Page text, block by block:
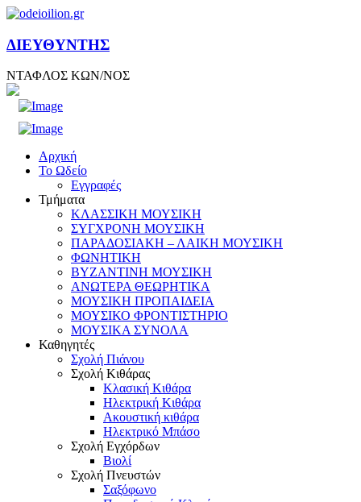
ΔΙΕΥΘΥΝΤΗΣ
ΝΤΑΦΛΟΣ ΚΩΝ/ΝΟΣ
Αρχική
Το Ωδείο
Εγγραφές
Τμήματα
ΚΛΑΣΣΙΚΗ ΜΟΥΣΙΚΗ
ΣΥΓΧΡΟΝΗ ΜΟΥΣΙΚΗ
ΠΑΡΑΔΟΣΙΑΚΗ – ΛΑΙΚΗ ΜΟΥΣΙΚΗ
ΦΩΝΗΤΙΚΗ
ΒΥΖΑΝΤΙΝΗ ΜΟΥΣΙΚΗ
ΑΝΩΤΕΡΑ ΘΕΩΡΗΤΙΚΑ
ΜΟΥΣΙΚΗ ΠΡΟΠΑΙΔΕΙΑ
ΜΟΥΣΙΚΟ ΦΡΟΝΤΙΣΤΗΡΙΟ
ΜΟΥΣΙΚΑ ΣΥΝΟΛΑ
Καθηγητές
Σχολή Πιάνου
Σχολή Κιθάρας
Κλασική Κιθάρα
Ηλεκτρική Κιθάρα
Ακουστική κιθάρα
Ηλεκτρικό Μπάσο
Σχολή Εγχόρδων
Βιολί
Σχολή Πνευστών
Σαξόφωνο